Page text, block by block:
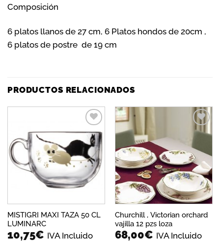
Composición
6 platos llanos de 27 cm, 6 Platos hondos de 20cm ,
6 platos de postre de 19 cm
PRODUCTOS RELACIONADOS
Añadir
a la
lista de
deseos
MISTIGRI MAXI TAZA 50 CL
LUMINARC
10,75€ IVA Incluido
Añadir
a la
lista de
deseos
Churchill , Victorian orchard
vajilla 12 pzs loza
68,00€ IVA Incluido